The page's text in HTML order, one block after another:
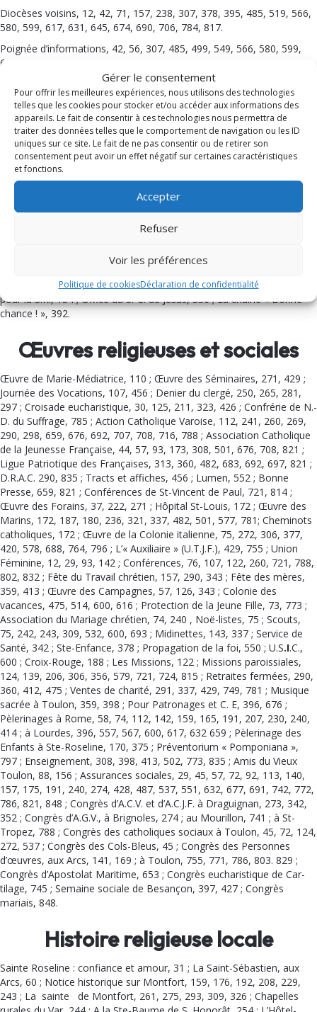
Gérer le consentement
Pour offrir les meilleures expériences, nous utilisons des technologies
telles que les cookies pour stocker et/ou accéder aux informations des
appareils. Le fait de consentir à ces technologies nous permettra de
traiter des données telles que le comportement de navigation ou les ID
uniques sur ce site. Le fait de ne pas consentir ou de retirer son
consentement peut avoir un effet négatif sur certaines caractéristiques
et fonctions.
Accepter
Refuser
Voir les préférences
Politique de cookiesDéclaration de confidentialité
Diocèses voisins, 12, 42, 71, 157, 238, 307, 378, 395, 485, 519, 566,
580, 599, 617, 631, 645, 674, 690, 706, 784, 817.
Poignée d’informations, 42, 56, 307, 485, 499, 549, 566, 580, 599,
631, 645, 675, 706, 740, 784, 817, 848.
Nécrologie
Prêtres : MM. Puntello, 33, 91 ; Jacqueson, 40, 70 ; Martel, 199, 238 ;
Allary, 199, 287 ; Henry, 200, 207 ; Sabatier, 216, 258 ; Pieraccini, 338
; Serradell, 388, 424 ; Lions, 637 ; Bertove, 726 ; Nègre, 793, 818.
Fidèles: 29, 41, 123, 138, 139, 155, 156, 172 189, 207, 223, 429, 628,
638, 641, 644, 657, 703, 706, 740, 748, 749, 765, 766, 782, 816.
Avis
Propagation de la foi, 24, 52 ; Œuvre de St-François de Sales, 68 ;
Souscriptions, 88 ; Assu­rances sociales, 121 ; Garde-à-vous ! 122 ;
Abonnements, 122, 320, 497, 780 ; Service postal, 138 ; Propagande
pour la S.R., 154 ; Office du S.-C. de Jésus, 336 ; La chaîne « Bonne
chance ! », 392.
Œuvres religieuses et sociales
Œuvre de Marie-Médiatrice, 110 ; Œuvre des Séminaires, 271, 429 ;
Journée des Vocations, 107, 456 ; Denier du clergé, 250, 265, 281,
297 ; Croisade eucha­ristique, 30, 125, 211, 323, 426 ; Confrérie de N.-
D. du Suffrage, 785 ; Action Catholique Varoise, 112, 241, 260, 269,
290, 298, 659, 676, 692, 707, 708, 716, 788 ; Asso­ciation Catholique
de la Jeu­nesse Française, 44, 57, 93, 173, 308, 501, 676, 708, 821 ;
Ligue Patriotique des Françaises, 313, 360, 482, 683, 692, 697, 821 ;
D.R.A.C. 290, 835 ; Tracts et affiches, 456 ; Lumen, 552 ; Bonne
Presse, 659, 821 ; Confé­rences de St-Vincent de Paul, 721, 814 ;
Œuvre des Forains, 37, 222, 271 ; Hôpital St-Louis, 172 ; Œuvre des
Marins, 172, 187, 180, 236, 321, 337, 482, 501, 577, 781; Cheminots
catholiques, 172 ; Œuvre de la Colonie ita­lienne, 75, 272, 306, 377,
420, 578, 688, 764, 796 ; L’« Auxiliaire » (U.T.J.F.), 429, 755 ; Union
Féminine, 12, 29, 93, 142 ; Conférences, 76, 107, 122, 260, 721, 788,
802, 832 ; Fête du Tra­vail chrétien, 157, 290, 343 ; Fête des mères,
359, 413 ; Œuvre des Campagnes, 57, 126, 343 ; Colonie des
vacances, 475, 514, 600, 616 ; Protection de la Jeune Fille, 73, 773 ;
Association du Mariage chrétien, 74, 240 , Noë-listes, 75 ; Scouts,
75, 242, 243, 309, 532, 600, 693 ; Midinettes, 143, 337 ; Service de
Santé, 342 ; Ste-Enfance, 378 ; Propagation de la foi, 550 ; U.S.I.C.,
600 ; Croix-Rouge, 188 ; Les Missions, 122 ; Missions paroissiales,
124, 139, 206, 306, 356, 579, 721, 724, 815 ; Retraites fermées, 290,
360, 412, 475 ; Ventes de charité, 291, 337, 429, 749, 781 ; Musique
sacrée à Toulon, 359, 398 ; Pour Patronages et C. E, 396, 676 ;
Pèlerinages à Rome, 58, 74, 112, 142, 159, 165, 191, 207, 230, 240,
414 ; à Lourdes, 396, 557, 567, 600, 617, 632 659 ; Pèlerinage des
Enfants à Ste-Roseline, 170, 375 ; Préventorium « Pomponiana »,
797 ; Enseignement, 308, 398, 413, 502, 773, 835 ; Amis du Vieux
Toulon, 88, 156 ; Assurances sociales, 29, 45, 57, 72, 92, 113, 140,
157, 175, 191, 240, 274, 428, 487, 537, 551, 632, 677, 691, 742, 772,
786, 821, 848 ; Congrès d’A.C.V. et d’A.C.J.F. à Draguignan, 273, 342,
352 ; Congrès d’A.G.V., à Brignoles, 274 ; au Mourillon, 741 ; à St-
Tropez, 788 ; Congrès des catho­liques sociaux à Toulon, 45, 72, 124,
272, 537 ; Congrès des Cols-Bleus, 45 ; Congrès des Personnes
d’œuvres, aux Arcs, 141, 169 ; à Toulon, 755, 771, 786, 803. 829 ;
Congrès d’Apostolat Maritime, 653 ; Congrès eucharistique de Car­
tilage, 745 ; Semaine sociale de Besançon, 397, 427 ; Congrès
mariais, 848.
Histoire religieuse locale
Sainte Roseline : confiance et amour, 31 ; La Saint-Sébastien, aux
Arcs, 60 ; Notice historique sur Montfort, 159, 176, 192, 208, 229,
243 ; La sainte de Montfort, 261, 275, 293, 309, 326 ; Chapelles